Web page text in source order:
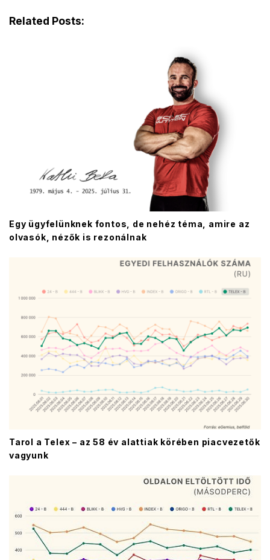
Related Posts:
Egy ügyfelünknek fontos, de nehéz téma, amire az
olvasók, nézők is rezonálnak
Tarol a Telex – az 58 év alattiak körében piacvezetők
vagyunk